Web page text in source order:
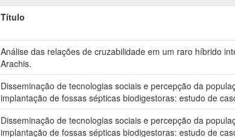
Título
Análise das relações de cruzabilidade em um raro híbrido
Arachis.
Disseminação de tecnologias sociais e percepção da
implantação de fossas sépticas biodigestoras: estudo de
Disseminação de tecnologias sociais e percepção da
implantação de fossas sépticas biodigestoras: estudo de